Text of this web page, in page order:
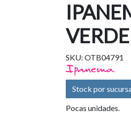
VERDE
SKU: OTB04791
Stock por
Pocas unidades.